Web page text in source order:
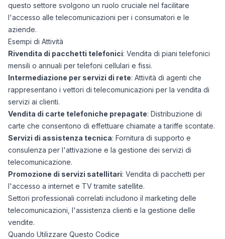
questo settore svolgono un ruolo cruciale nel facilitare
l'accesso alle telecomunicazioni per i consumatori e le
aziende.
Esempi di Attività
Rivendita di pacchetti telefonici: Vendita di piani telefonici
mensili o annuali per telefoni cellulari e fissi.
Intermediazione per servizi di rete: Attività di agenti che
rappresentano i vettori di telecomunicazioni per la vendita di
servizi ai clienti.
Vendita di carte telefoniche prepagate: Distribuzione di
carte che consentono di effettuare chiamate a tariffe scontate.
Servizi di assistenza tecnica: Fornitura di supporto e
consulenza per l'attivazione e la gestione dei servizi di
telecomunicazione.
Promozione di servizi satellitari: Vendita di pacchetti per
l'accesso a internet e TV tramite satellite.
Settori professionali correlati includono il marketing delle
telecomunicazioni, l'assistenza clienti e la gestione delle
vendite.
Quando Utilizzare Questo Codice